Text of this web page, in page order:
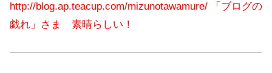
http://blog.ap.teacup.com/mizunotawamure/ 「ブログの
戯れ」さま 素晴らしい！